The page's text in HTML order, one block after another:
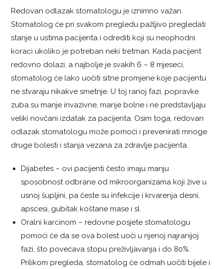
Redovan odlazak stomatologu je iznimno važan.
Stomatolog će pri svakom pregledu pažljivo pregledati
stanje u ustima pacijenta i odrediti koji su neophodni
koraci ukoliko je potreban neki tretman. Kada pacijent
redovno dolazi, a najbolje je svakih 6 – 8 mjeseci,
stomatolog će lako uočiti sitne promjene koje pacijentu
ne stvaraju nikakve smetnje. U toj ranoj fazi, popravke
zuba su manje invazivne, manje bolne i ne predstavljaju
veliki novčani izdatak za pacijenta. Osim toga, redovan
odlazak stomatologu može pomoći i prevenirati mnoge
druge bolesti i stanja vezana za zdravlje pacijenta.
Dijabetes – ovi pacijenti često imaju manju
sposobnost odbrane od mikroorganizama koji žive u
usnoj šupljini, pa česte su infekcije i krvarenja desni,
apscesi, gubitak koštane mase i sl.
Oralni karcinom – redovne posjete stomatologu
pomoći će da se ova bolest uoči u njenoj najranijoj
fazi, što povećava stopu preživljavanja i do 80%.
Prilikom pregleda, stomatolog će odmah uočiti bijele i